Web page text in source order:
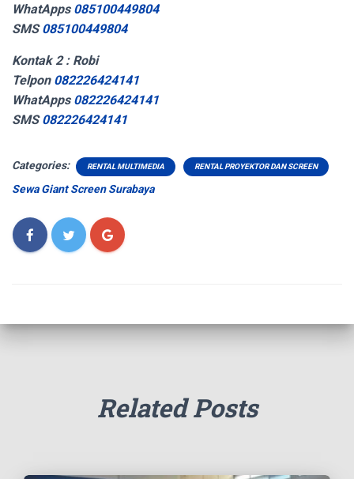
WhatApps 085100449804
SMS085100449804
Kontak 2 : Robi
Telpon 082226424141
WhatApps 082226424141
SMS082226424141
Categories: RENTAL MULTIMEDIA RENTAL PROYEKTOR DAN SCREEN
Sewa Giant Screen Surabaya
Related Posts